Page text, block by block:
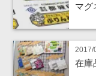
マグ
2017/
在庫